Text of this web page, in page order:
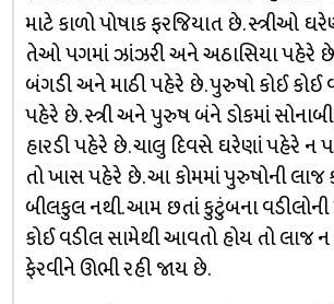
માટે કાળો પોષાક ફરજિયાત છે. સ્ત્રીઓ
તેઓ પગમાં ઝાંઝરી અને અઠાસિયા પહેરે છે.
બંગડી અને માઠી પહેરે છે. પુરુષો કોઈ કોઈ
પહેરે છે. સ્ત્રી અને પુરુષ બંને ડોકમાં
હારડી પહેરે છે. ચાલુ દિવસે ઘરેણાં પહેરે ન
તો ખાસ પહેરે છે. આ કોમમાં પુરુષોની લાજ
બીલકુલ નથી. આમ છતાં કુટુંબના વડીલોની
કોઈ વડીલ સામેથી આવતો હોય તો લાજ ન
ફેરવીને ઊભી રહી જાય છે.